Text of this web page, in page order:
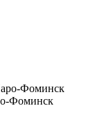
Фоминск